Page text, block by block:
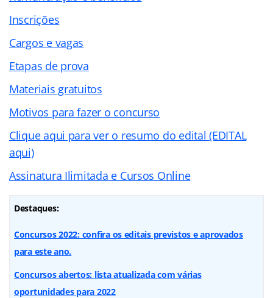
Inscrições
Cargos e vagas
Etapas de prova
Materiais gratuitos
Motivos para fazer o concurso
Clique aqui para ver o resumo do edital (EDITAL
aqui)
Assinatura Ilimitada e Cursos Online
Destaques:
Concursos 2022: confira os editais previstos e aprovados
para este ano.
Concursos abertos: lista atualizada com várias
oportunidades para 2022